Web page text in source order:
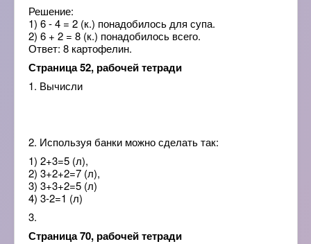
Решение:
1) 6 - 4 = 2 (к.) понадобилось для супа.
2) 6 + 2 = 8 (к.) понадобилось всего.
Ответ: 8 картофелин.
Страница 52, рабочей тетради
1. Вычисли
2. Используя банки можно сделать так:
1) 2+3=5 (л),
2) 3+2+2=7 (л),
3) 3+3+2=5 (л)
4) 3-2=1 (л)
3.
Страница 70, рабочей тетради